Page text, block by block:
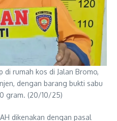
di rumah kos di Jalan Bromo,
dengan barang bukti sabu
gram. (20/10/25)
dikenakan dengan pasal